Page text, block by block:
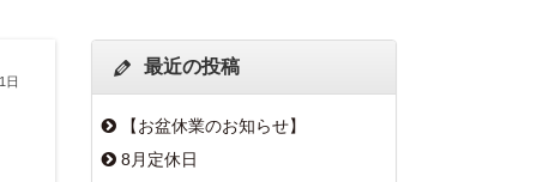
日
最近の投稿
【お盆休業のお知らせ】
8月定休日